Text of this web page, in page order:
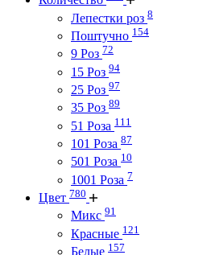
Лепестки роз 8
Поштучно 154
9 Роз 72
15 Роз 94
25 Роз 97
35 Роз 89
51 Роза 111
101 Роза 87
501 Роза 10
1001 Роза 7
Цвет 780
Микс 91
Красные 121
Белые 157